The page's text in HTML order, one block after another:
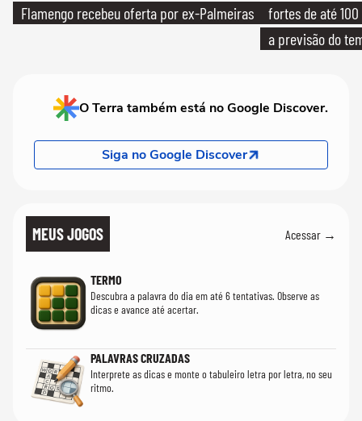
Flamengo recebeu oferta por ex-Palmeiras
fortes de até
a previsão do
O Terra também está no Google Discover.
Siga no Google Discover
MEUS JOGOS Acessar →
TERMO
Descubra a palavra do dia em até 6 tentativas. Observe as
dicas e avance até acertar.
PALAVRAS CRUZADAS
Interprete as dicas e monte o tabuleiro letra por letra, no seu
ritmo.